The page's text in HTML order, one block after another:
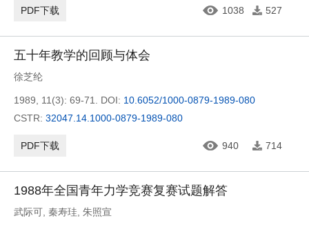
PDF下载 1038 527
五十年教学的回顾与体会
徐芝纶
1989, 11(3): 69-71. DOI: 10.6052/1000-0879-1989-080
CSTR: 32047.14.1000-0879-1989-080
PDF下载 940 714
1988年全国青年力学竞赛复赛试题解答
武际可 秦寿珪 朱照宣